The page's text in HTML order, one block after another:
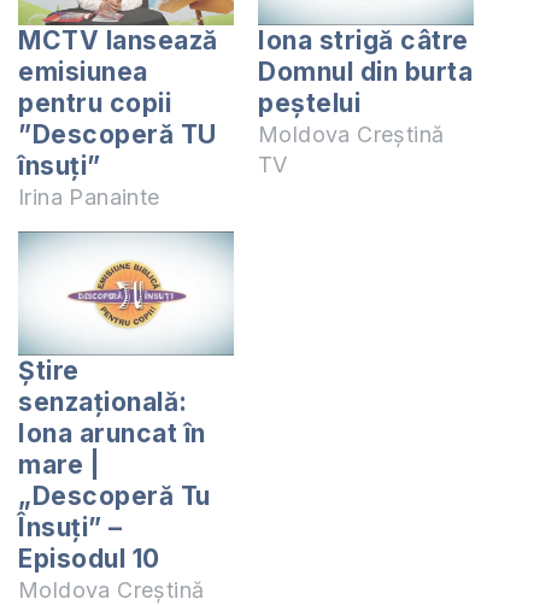
MCTV lansează
emisiunea
pentru copii
”Descoperă TU
însuți”
Irina Panainte
Iona strigă câtre
Domnul din burta
peștelui
Moldova Creștină
TV
Știre
senzațională:
Iona aruncat în
mare |
„Descoperă Tu
Însuți” –
Episodul 10
Moldova Creștină